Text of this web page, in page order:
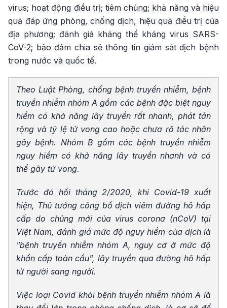
virus; hoạt động điều trị; tiêm chủng; khả năng và hiệu
quả đáp ứng phòng, chống dịch, hiệu quả điều trị của
địa phương; đánh giá kháng thể kháng virus SARS-
CoV-2; bảo đảm chia sẻ thông tin giám sát dịch bệnh
trong nước và quốc tế.
Theo Luật Phòng, chống bệnh truyền nhiễm, bệnh
truyền nhiễm nhóm A gồm các bệnh đặc biệt nguy
hiểm có khả năng lây truyền rất nhanh, phát tán
rộng và tỷ lệ tử vong cao hoặc chưa rõ tác nhân
gây bệnh. Nhóm B gồm các bệnh truyền nhiễm
nguy hiểm có khả năng lây truyền nhanh và có
thể gây tử vong.
Trước đó hồi tháng 2/2020, khi Covid-19 xuất
hiện, Thủ tướng công bố dịch viêm đường hô hấp
cấp do chủng mới của virus corona (nCoV) tại
Việt Nam, đánh giá mức độ nguy hiểm của dịch là
"bệnh truyền nhiễm nhóm A, nguy cơ ở mức độ
khẩn cấp toàn cầu", lây truyền qua đường hô hấp
từ người sang người.
Việc loại Covid khỏi bệnh truyền nhiễm nhóm A là